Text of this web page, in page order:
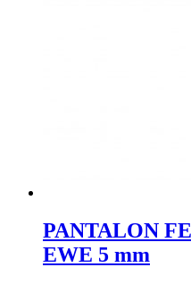
PANTALON
EWE 5 mm